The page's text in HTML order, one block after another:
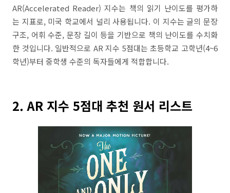
AR(Accelerated Reader) 지수는 책의 읽기 난이도를 평가하
는 지표로, 미국 학교에서 널리 사용됩니다. 이 지수는 글의 문장
구조, 어휘 수준, 문장 길이 등을 기반으로 책의 난이도를 수치화
한 것입니다. 일반적으로 AR 지수 5점대는 초등학교 고학년(4~6
학년)부터 중학생 수준의 독자들에게 적합합니다.
2. AR 지수 5점대 추천 원서 리스트